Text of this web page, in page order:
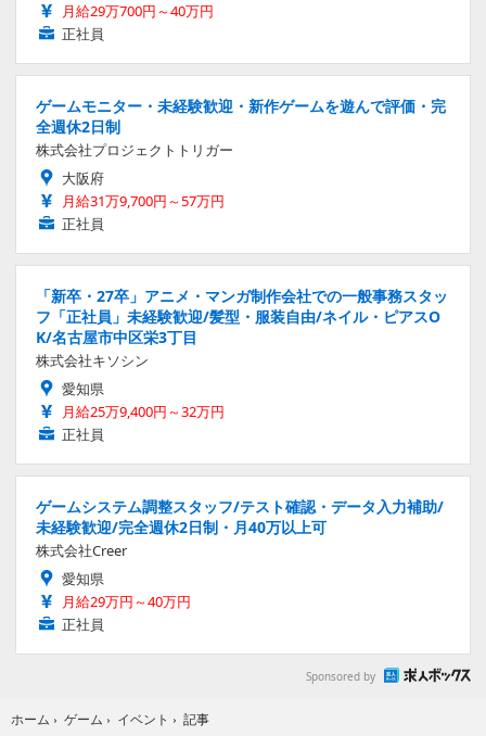
月給29万700円～40万円
正社員
ゲームモニター・未経験歓迎・新作ゲームを遊んで評価・完
全週休2日制
株式会社プロジェクトトリガー
大阪府
月給31万9,700円～57万円
正社員
「新卒・27卒」アニメ・マンガ制作会社での一般事務スタッ
フ「正社員」未経験歓迎/髪型・服装自由/ネイル・ピアスO
K/名古屋市中区栄3丁目
株式会社キソシン
愛知県
月給25万9,400円～32万円
正社員
ゲームシステム調整スタッフ/テスト確認・データ入力補助/
未経験歓迎/完全週休2日制・月40万以上可
株式会社Creer
愛知県
月給29万円～40万円
正社員
Sponsored by
ホーム › ゲーム › イベント › 記事